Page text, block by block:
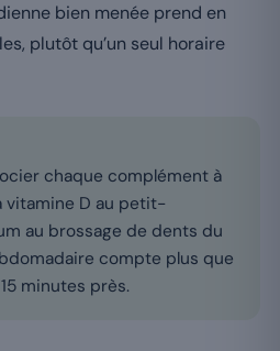
bien menée prend en
plutôt qu’un seul horaire
chaque complément à
vitamine D au petit-
au brossage de dents du
compte plus que
minutes près.